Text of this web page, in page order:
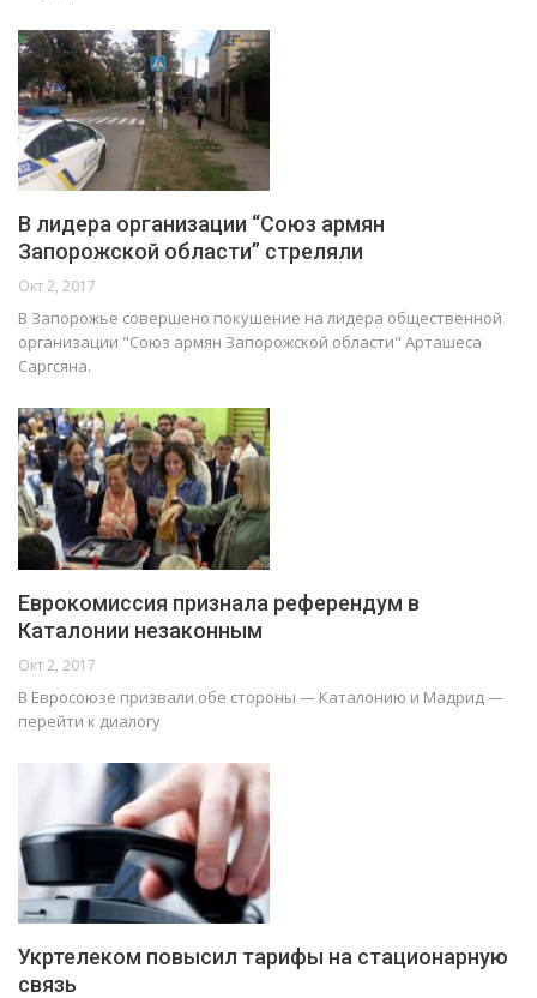
В лидера организации “Союз армян
Запорожской области” стреляли
Окт 2, 2017
В Запорожье совершено покушение на лидера общественной
организации "Союз армян Запорожской области" Арташеса
Саргсяна.
Еврокомиссия признала референдум в
Каталонии незаконным
Окт 2, 2017
В Евросоюзе призвали обе стороны — Каталонию и Мадрид —
перейти к диалогу
Укртелеком повысил тарифы на стационарную
связь